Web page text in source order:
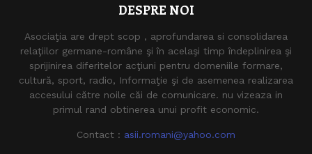
DESPRE NOI
Asociaţia are drept scop , aprofundarea si consolidarea
relaţiilor germane-române şi în acelaşi timp îndeplinirea şi
sprijinirea diferitelor acţiuni pentru domeniile formare,
cultură, sport, radio, Informaţie şi de asemenea realizarea
accesului către noile căi de comunicare. nu vizeaza in
primul rand obtinerea unui profit economic.
Contact : asii.romani@yahoo.com